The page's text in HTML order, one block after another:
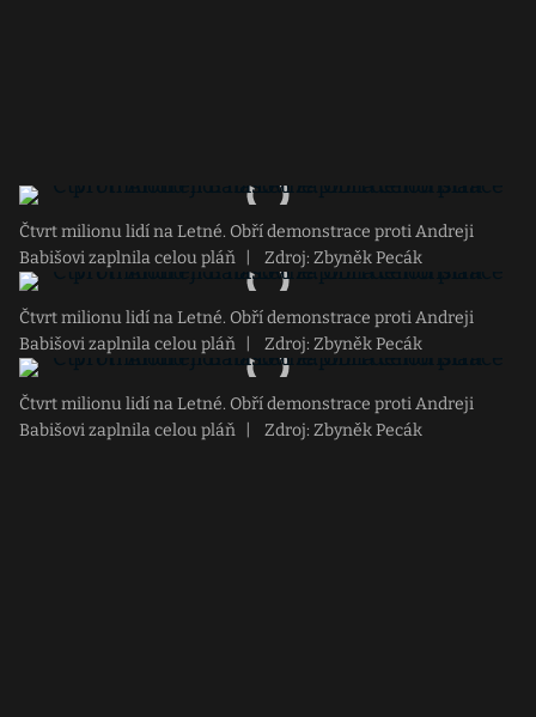
Čtvrt milionu lidí na Letné. Obří demonstrace proti Andreji
Babišovi zaplnila celou pláň
Zdroj: Zbyněk Pecák
Čtvrt milionu lidí na Letné. Obří demonstrace proti Andreji
Babišovi zaplnila celou pláň
Zdroj: Zbyněk Pecák
Čtvrt milionu lidí na Letné. Obří demonstrace proti Andreji
Babišovi zaplnila celou pláň
Zdroj: Zbyněk Pecák